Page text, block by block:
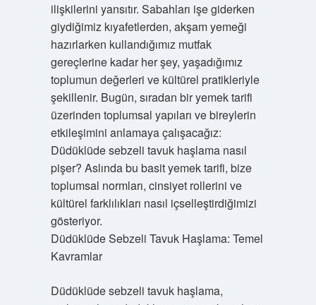
ilişkilerini yansıtır. Sabahları işe giderken
giydiğimiz kıyafetlerden, akşam yemeği
hazırlarken kullandığımız mutfak
gereçlerine kadar her şey, yaşadığımız
toplumun değerleri ve kültürel pratikleriyle
şekillenir. Bugün, sıradan bir yemek tarifi
üzerinden toplumsal yapıları ve bireylerin
etkileşimini anlamaya çalışacağız:
Düdüklüde sebzeli tavuk haşlama nasıl
pişer? Aslında bu basit yemek tarifi, bize
toplumsal normları, cinsiyet rollerini ve
kültürel farklılıkları nasıl içselleştirdiğimizi
gösteriyor.
Düdüklüde Sebzeli Tavuk Haşlama: Temel
Kavramlar
Düdüklüde sebzeli tavuk haşlama,